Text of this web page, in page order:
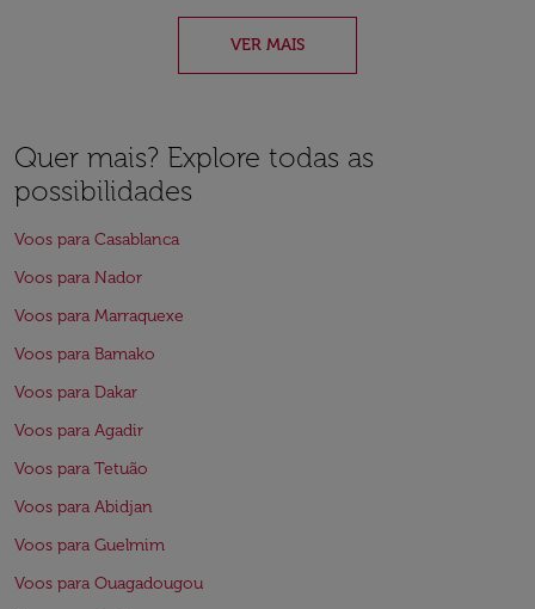
VER MAIS
Quer mais? Explore todas as
possibilidades
Voos para Casablanca
Voos para Nador
Voos para Marraquexe
Voos para Bamako
Voos para Dakar
Voos para Agadir
Voos para Tetuão
Voos para Abidjan
Voos para Guelmim
Voos para Ouagadougou